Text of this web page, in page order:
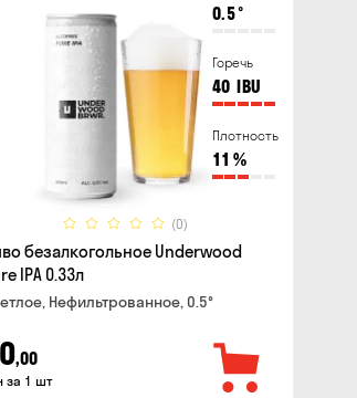
0.5°
Горечь
40 IBU
Плотность
11 %
(0)
безалкогольное Underwood
IPA 0.33л
Нефильтрованное, 0.5°
,00
за 1 шт